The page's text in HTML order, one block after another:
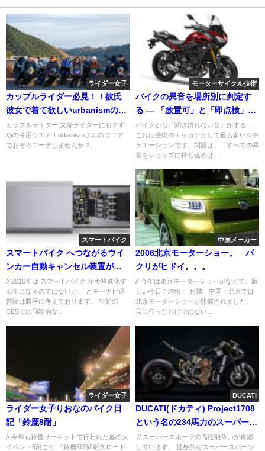
ライダー女子
カップルライダー必見！！彼氏
彼女で着て欲しいurbanismのお
すすめライディングウエアをご
紹介♪♪
カップルライダー 夫婦ライダーにおすす
めの冬用ウエア！urbanismさんのウエア
でおそろコーデしませんか？...
モーターサイクル技術
バイクの異音を場所別に判定す
る ― 「放置可」と「即点検」の
見分け方
バイクから「聞き慣れない音」がする ―
これは整備のキッカケとして最も多いシチ
ュエーションです。問題は、「すべての異
音をショップに持ち込めば...
スマートバイク
スマートバイク へつながるウイ
ンカー自動キャンセル装置が画
期的!!
// 2016年は スマートバイク が大幅進化す
る年になるのではないか、 とモーナビ運
営陣は勝手に考えております。 年始の
CESでは画期的な...
中国メーカー
2006北京モーターショー。 パ
クリがヒドイ。。。
// 今年は東京モーターショーがなくて、寂
しい今日この頃。 お隣、中国・北京では
北京モーターショーが開催されました。
見に行ったわけではない...
ライダー女子
ライダー女子りおなのバイク日
記「鈴鹿8耐」
// 今年も鈴鹿サーキットで行われた夏の大
イベント8耐こと 『鈴鹿8時間耐久ロード
DUCATI
DUCATI(ドカティ) Project1708
という名の234馬力のスーパーバ
イクがまもなく登場！
// スーパースポーツの高性能争いが再燃
しています。 世界的なスーパースポーツ